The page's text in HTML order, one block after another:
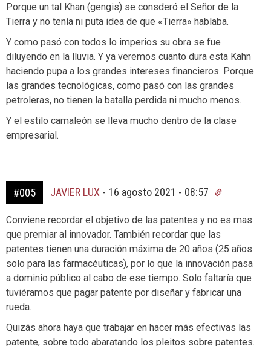
Porque un tal Khan (gengis) se consderó el Señor de la
Tierra y no tenía ni puta idea de que «Tierra» hablaba.
Y como pasó con todos lo imperios su obra se fue
diluyendo en la lluvia. Y ya veremos cuanto dura esta Kahn
haciendo pupa a los grandes intereses financieros. Porque
las grandes tecnológicas, como pasó con las grandes
petroleras, no tienen la batalla perdida ni mucho menos.
Y el estilo camaleón se lleva mucho dentro de la clase
empresarial.
#005 JAVIER LUX - 16 agosto 2021 - 08:57
Conviene recordar el objetivo de las patentes y no es mas
que premiar al innovador. También recordar que las
patentes tienen una duración máxima de 20 años (25 años
solo para las farmacéuticas), por lo que la innovación pasa
a dominio público al cabo de ese tiempo. Solo faltaría que
tuviéramos que pagar patente por diseñar y fabricar una
rueda.
Quizás ahora haya que trabajar en hacer más efectivas las
patente, sobre todo abaratando los pleitos sobre patentes.